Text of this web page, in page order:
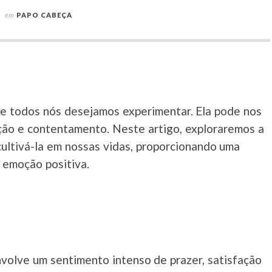
em PAPO CABEÇA
todos nós desejamos experimentar. Ela pode nos
e contentamento. Neste artigo, exploraremos a
la em nossas vidas, proporcionando uma
positiva.
um sentimento intenso de prazer, satisfação